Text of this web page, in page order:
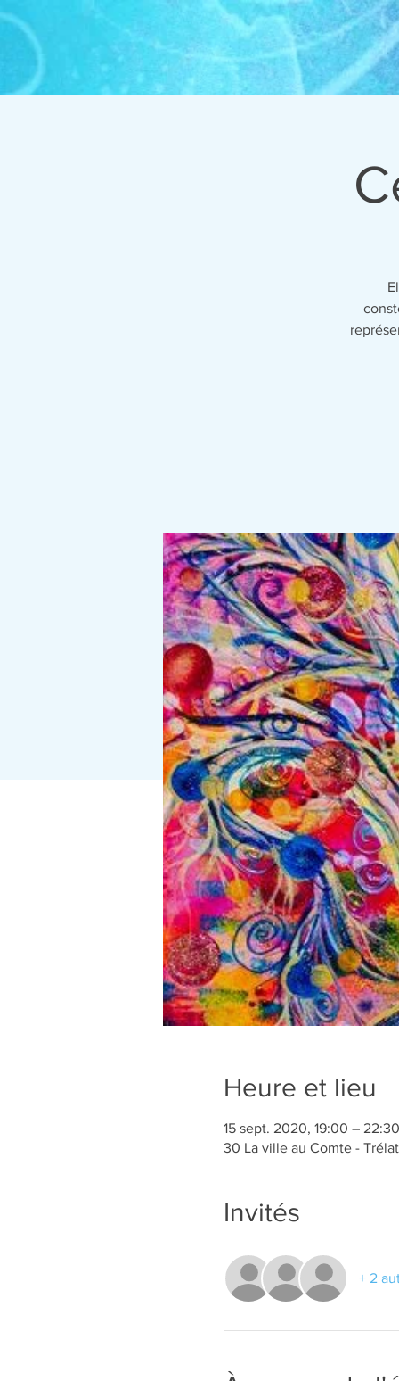
Heure et lieu
15 sept. 2020, 19:00 – 22:30
30 La ville au Comte -
Invités
+ 2